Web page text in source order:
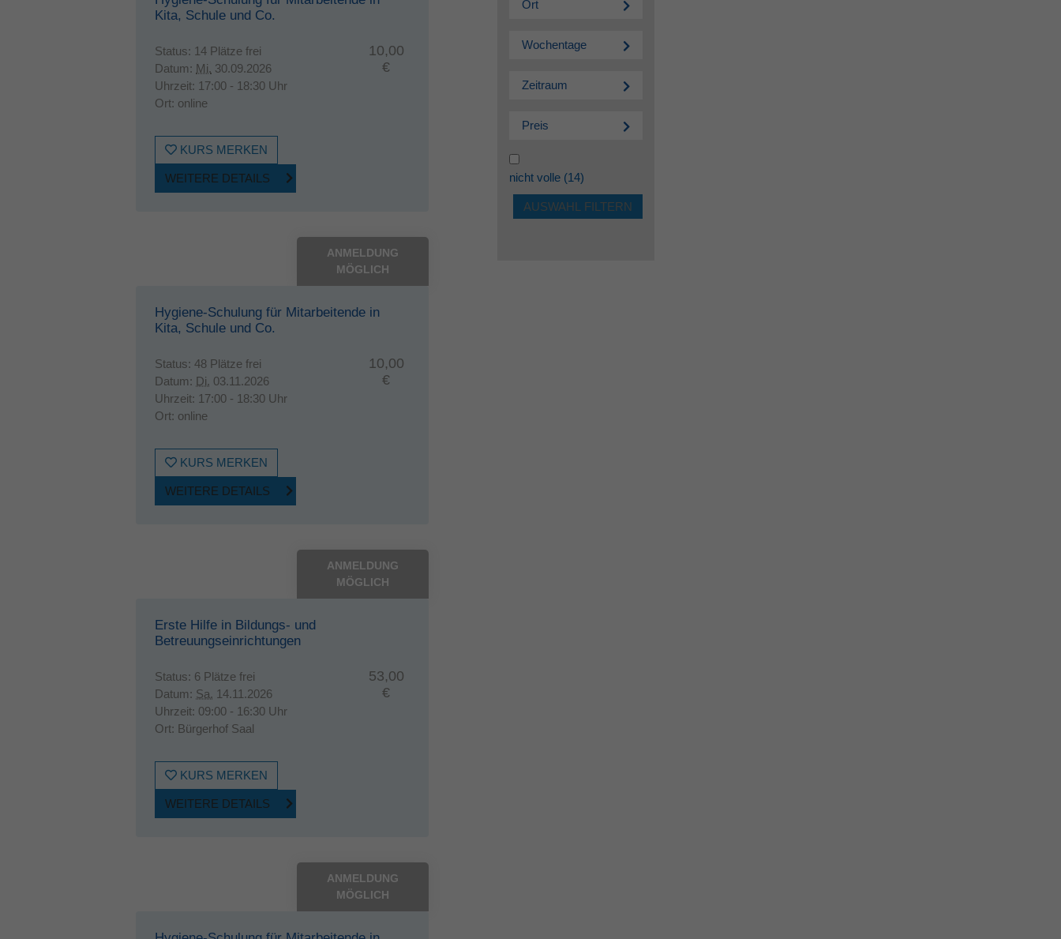
Kita, Schule und Co.
Status: 14 Plätze frei
Datum: Mi. 30.09.2026
Uhrzeit: 17:00 - 18:30 Uhr
Ort: online
10,00
€
KURS MERKEN
WEITERE DETAILS
ANMELDUNG
MÖGLICH
Hygiene-Schulung für Mitarbeitende in
Kita, Schule und Co.
Status: 48 Plätze frei
Datum: Di. 03.11.2026
Uhrzeit: 17:00 - 18:30 Uhr
Ort: online
10,00
€
KURS MERKEN
WEITERE DETAILS
ANMELDUNG
MÖGLICH
Erste Hilfe in Bildungs- und
Betreuungseinrichtungen
Status: 6 Plätze frei
Datum: Sa. 14.11.2026
Uhrzeit: 09:00 - 16:30 Uhr
Ort: Bürgerhof Saal
53,00
€
KURS MERKEN
WEITERE DETAILS
ANMELDUNG
MÖGLICH
Ort
Wochentage
Zeitraum
Preis
nicht volle(14)